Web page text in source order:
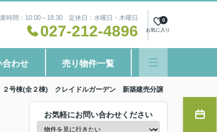
時間：10:00～18:30 定休日：水曜日・木曜日
027-212-4896 お気に入り
0
合わせ 売り物件一覧
号棟(全２棟) クレイドルガーデン 新築建売分譲
お気軽にお問い合わせください